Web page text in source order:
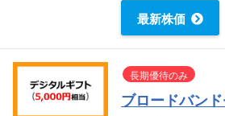
最新株価
長期優待のみ
ブロードバン